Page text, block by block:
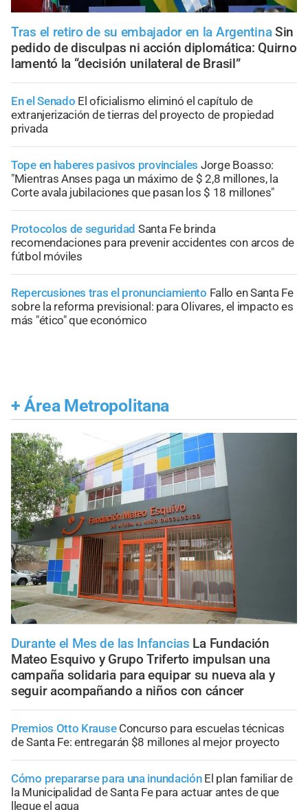
Tras el retiro de su embajador en la Argentina Sin
pedido de disculpas ni acción diplomática: Quirno
lamentó la “decisión unilateral de Brasil”
En el Senado El oficialismo eliminó el capítulo de
extranjerización de tierras del proyecto de propiedad
privada
Tope en haberes pasivos provinciales Jorge Boasso:
"Mientras Anses paga un máximo de $ 2,8 millones, la
Corte avala jubilaciones que pasan los $ 18 millones"
Protocolos de seguridad Santa Fe brinda
recomendaciones para prevenir accidentes con arcos de
fútbol móviles
Repercusiones tras el pronunciamiento Fallo en Santa Fe
sobre la reforma previsional: para Olivares, el impacto es
más "ético" que económico
+ Área Metropolitana
Durante el Mes de las Infancias La Fundación
Mateo Esquivo y Grupo Triferto impulsan una
campaña solidaria para equipar su nueva ala y
seguir acompañando a niños con cáncer
Premios Otto Krause Concurso para escuelas técnicas
de Santa Fe: entregarán $8 millones al mejor proyecto
Cómo prepararse para una inundación El plan familiar de
la Municipalidad de Santa Fe para actuar antes de que
llegue el agua